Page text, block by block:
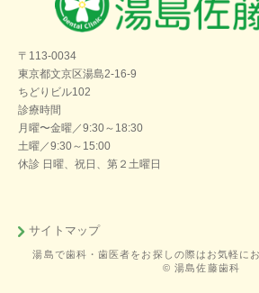
〒113-0034
東京都文京区湯島2-16-9
ちどりビル102
診療時間
月曜〜金曜／9:30～18:30
土曜／9:30～15:00
休診 日曜、祝日、第２土曜日
サイトマップ
湯島で歯科・歯医者をお探しの際はお気軽に
© 湯島佐藤歯科